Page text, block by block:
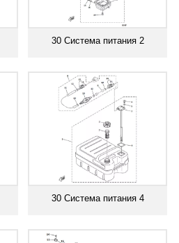
30 Система питания 2
30 Система питания 4